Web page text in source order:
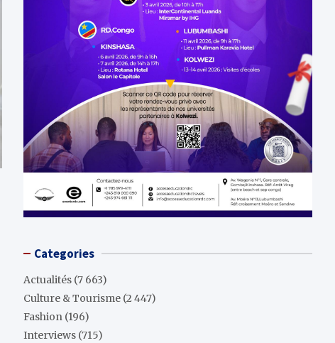
Categories
Actualités (7 663)
Culture & Tourisme (2 447)
Fashion (196)
Interviews (715)